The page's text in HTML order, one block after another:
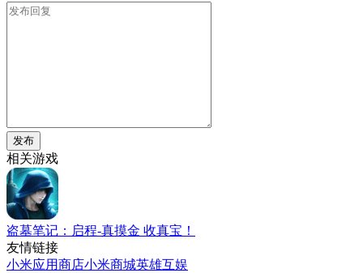
发布
相关游戏
盗墓笔记：启程-真摸金 收真宝！
友情链接
小米应用商店小米商城英雄互娱